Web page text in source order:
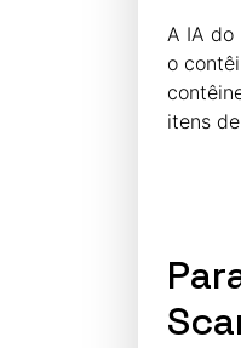
A IA do
o
itens